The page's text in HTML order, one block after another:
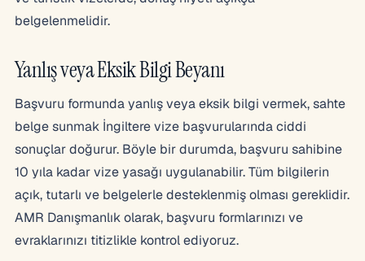
belgelenmelidir.
Yanlış veya Eksik Bilgi Beyanı
Başvuru formunda yanlış veya eksik bilgi vermek, sahte
belge sunmak İngiltere vize başvurularında ciddi
sonuçlar doğurur. Böyle bir durumda, başvuru sahibine
10 yıla kadar vize yasağı uygulanabilir. Tüm bilgilerin
açık, tutarlı ve belgelerle desteklenmiş olması gereklidir.
AMR Danışmanlık olarak, başvuru formlarınızı ve
evraklarınızı titizlikle kontrol ediyoruz.